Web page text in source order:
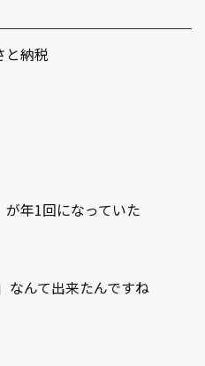
と納税
が年1回になっていた
なんて出来たんですね